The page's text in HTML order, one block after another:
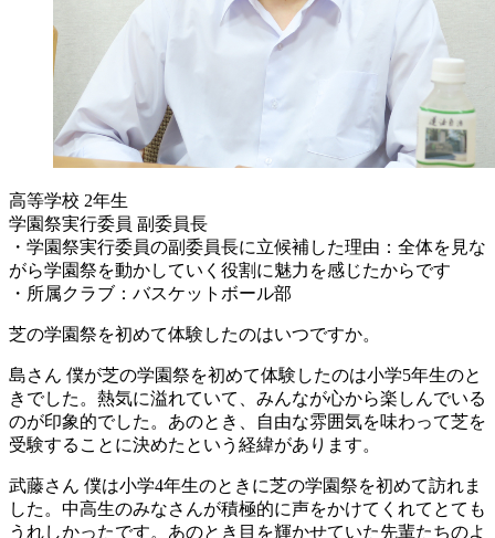
高等学校 2年生
学園祭実行委員 副委員長
・学園祭実行委員の副委員長に立候補した理由：全体を見な
がら学園祭を動かしていく役割に魅力を感じたからです
・所属クラブ：バスケットボール部
芝の学園祭を初めて体験したのはいつですか。
島さん 僕が芝の学園祭を初めて体験したのは小学5年生のと
きでした。熱気に溢れていて、みんなが心から楽しんでいる
のが印象的でした。あのとき、自由な雰囲気を味わって芝を
受験することに決めたという経緯があります。
武藤さん 僕は小学4年生のときに芝の学園祭を初めて訪れま
した。中高生のみなさんが積極的に声をかけてくれてとても
うれしかったです。あのとき目を輝かせていた先輩たちのよ